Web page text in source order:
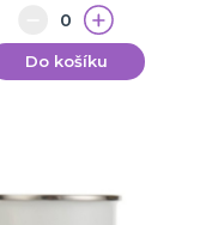
Do košíku